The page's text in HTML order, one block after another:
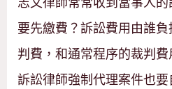
要先繳費？訴訟費用由誰
判費，和通常程序的裁判
訴訟律師強制代理案件也要